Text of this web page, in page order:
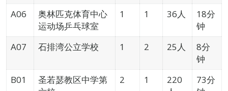
A06
奥林匹克体育中心
运动场乒乓球室
1 1 36人
18分
钟
A07
石排湾公立学校 1 2 25人
8分
钟
B01
圣若瑟教区中学第
2 1
220
73分